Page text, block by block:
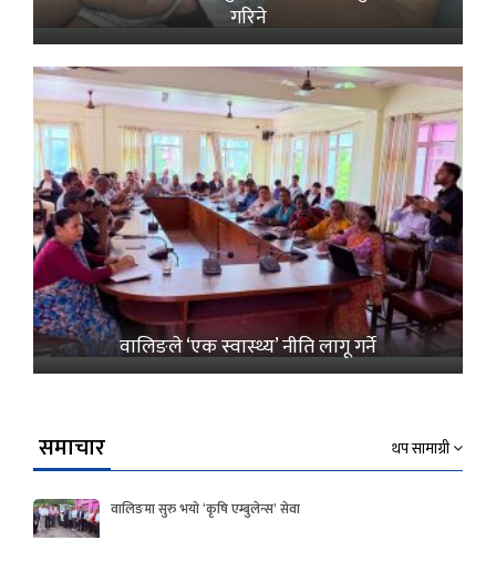
गरिने
वालिङले ‘एक स्वास्थ्य’ नीति लागू गर्ने
समाचार थप सामाग्री
वालिङमा सुरु भयो ‘कृषि एम्बुलेन्स’ सेवा